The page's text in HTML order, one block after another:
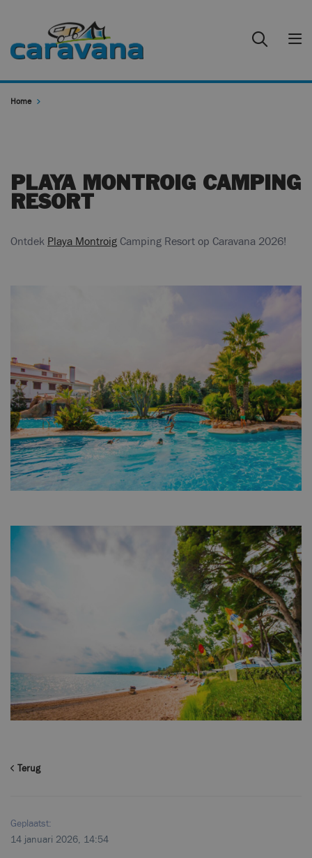
Home
Terug
Geplaatst:
14 januari 2026, 14:54
PLAYA MONTROIG CAMPING
RESORT
Ontdek Playa MontroigCamping Resort op Caravana 2026!